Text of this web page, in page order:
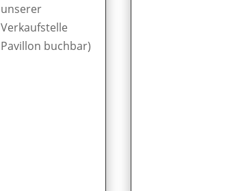
unserer
Verkaufstelle
Pavillon buchbar)